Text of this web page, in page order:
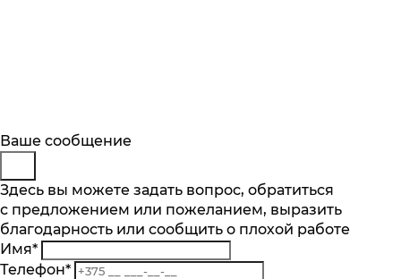
Описание
Основные характеристики
Категория
Для холодильников
Производитель
Bosch
Будьте в курсе
Подпишитесь на последние обновления
и узнавайте о новинках и специальных
предложениях первыми
Подписаться
Заказ обратного звонка
Представьтесь
Телефон*
Комментарий
Ваше сообщение
Здесь вы можете задать вопрос, обратиться
с предложением или пожеланием, выразить
благодарность или сообщить о плохой работе
Имя*
Телефон*